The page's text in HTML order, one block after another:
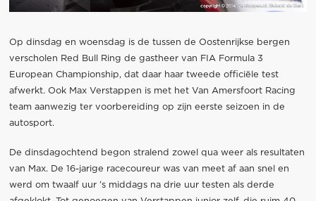
Op dinsdag en woensdag is de tussen de Oostenrijkse bergen
verscholen Red Bull Ring de gastheer van FIA Formula 3
European Championship, dat daar haar tweede officiële test
afwerkt. Ook Max Verstappen is met het Van Amersfoort Racing
team aanwezig ter voorbereiding op zijn eerste seizoen in de
autosport.
De dinsdagochtend begon stralend zowel qua weer als resultaten
van Max. De 16-jarige racecoureur was van meet af aan snel en
werd om twaalf uur ’s middags na drie uur testen als derde